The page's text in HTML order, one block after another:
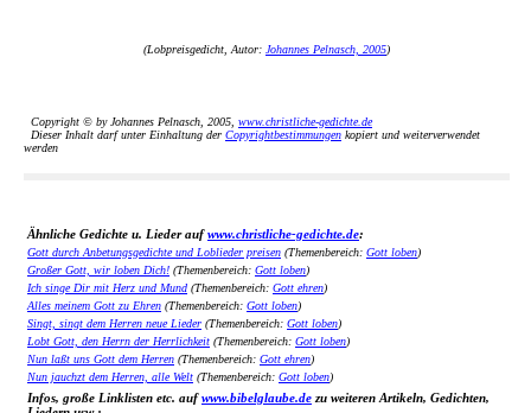
(Lobpreisgedicht, Autor: Johannes Pelnasch, 2005)
Copyright © by Johannes Pelnasch, 2005, www.christliche-gedichte.de
Dieser Inhalt darf unter Einhaltung der Copyrightbestimmungen kopiert und weiterverwendet
werden
Ähnliche Gedichte u. Lieder aufwww.christliche-gedichte.de:
Gott durch Anbetungsgedichte und Loblieder preisen (Themenbereich: Gott loben)
Großer Gott, wir loben Dich! (Themenbereich: Gott loben)
Ich singe Dir mit Herz und Mund (Themenbereich: Gott ehren)
Alles meinem Gott zu Ehren (Themenbereich: Gott loben)
Singt, singt dem Herren neue Lieder (Themenbereich: Gott loben)
Lobt Gott, den Herrn der Herrlichkeit (Themenbereich: Gott loben)
Nun laßt uns Gott dem Herren (Themenbereich: Gott ehren)
Nun jauchzt dem Herren, alle Welt (Themenbereich: Gott loben)
Infos, große Linklisten etc. aufwww.bibelglaube.de zu weiteren Artikeln, Gedichten,